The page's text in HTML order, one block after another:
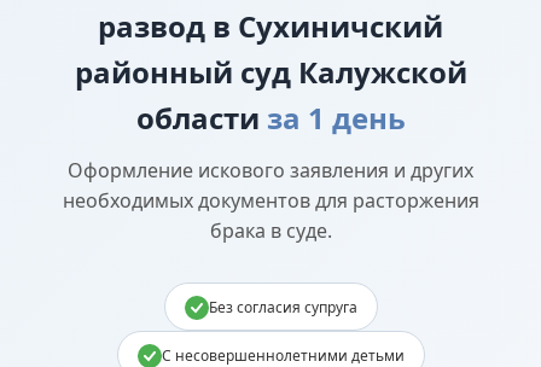
развод в Сухиничский
районный суд Калужской
области за 1 день
Оформление искового заявления и других
необходимых документов для расторжения
брака в суде.
Без согласия супруга
С несовершеннолетними детьми